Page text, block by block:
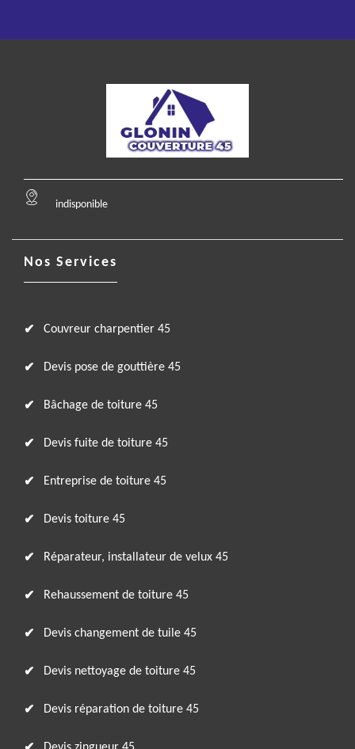
indisponible
Nos Services
Couvreur charpentier 45
Devis pose de gouttière 45
Bâchage de toiture 45
Devis fuite de toiture 45
Entreprise de toiture 45
Devis toiture 45
Réparateur, installateur de velux 45
Rehaussement de toiture 45
Devis changement de tuile 45
Devis nettoyage de toiture 45
Devis réparation de toiture 45